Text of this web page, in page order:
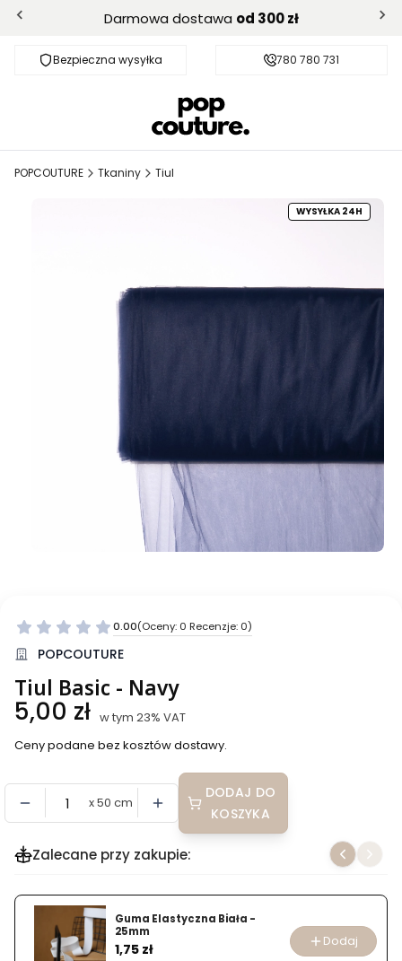
Darmowa dostawa od 300 zł
Bezpieczna wysyłka Darmowa dostawa od 300 zł
780 780 731
POPCOUTURE Tkaniny Tiul
WYSYŁKA 24H
0.00(Oceny: 0 Recenzje: 0)
Przejdź do sekcji Opinie
POPCOUTURE
Tiul Basic - Navy
Cena
5,00 zł w tym 23% VAT
w tym 23% VAT
Ceny podane bez kosztów dostawy.
x 50 cm
DODAJ DO
KOSZYKA
Zalecane przy zakupie:
Guma Elastyczna Biała -
25mm
Cena
1,75 zł Dodaj